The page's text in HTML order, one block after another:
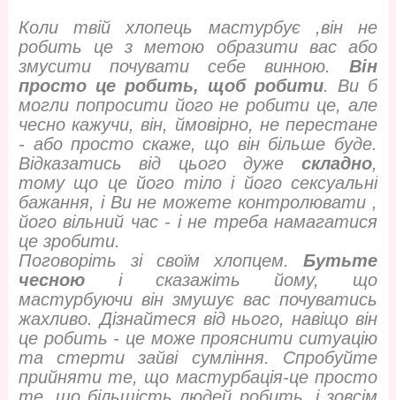
Коли твій хлопець мастурбує ,він не
робить це з метою образити вас або
змусити почувати себе винною. Він
просто це робить, щоб робити. Ви б
могли попросити його не робити це, але
чесно кажучи, він, ймовірно, не перестане
- або просто скаже, що він більше буде.
Відказатись від цього дуже складно,
тому що це його тіло і його сексуальні
бажання, і Ви не можете контролювати ,
його вільний час - і не треба намагатися
це зробити.
Поговоріть зі своїм хлопцем. Бутьте
чесноюі сказажіть йому, що
мастурбуючи він змушує вас почуватись
жахливо. Дізнайтеся від нього, навіщо він
це робить - це може прояснити ситуацію
та стерти зайві сумління. Спробуйте
прийняти те, що мастурбація-це просто